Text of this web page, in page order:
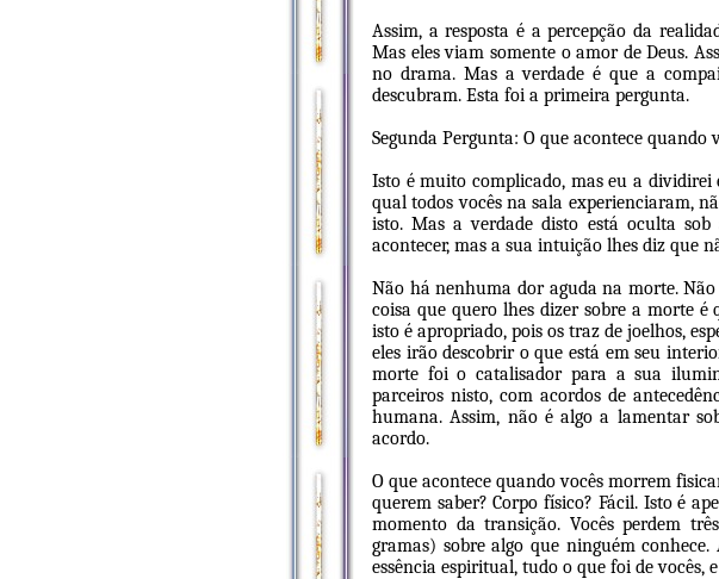
Assim, a resposta é a percepção da
Mas eles viam somente o amor de Deus.
no drama. Mas a verdade é que a
descubram. Esta foi a primeira pergunta.
Segunda Pergunta: O que acontece quando
Isto é muito complicado, mas eu a
qual todos vocês na sala experienciaram,
isto. Mas a verdade disto está oculta
acontecer, mas a sua intuição lhes diz que
Não há nenhuma dor aguda na morte.
coisa que quero lhes dizer sobre a morte é
isto é apropriado, pois os traz de joelhos,
eles irão descobrir o que está em seu
morte foi o catalisador para a sua
parceiros nisto, com acordos de
humana. Assim, não é algo a lamentar
acordo.
O que acontece quando vocês morrem
querem saber? Corpo físico? Fácil. Isto é
momento da transição. Vocês perdem
gramas) sobre algo que ninguém
essência espiritual, tudo o que foi de vocês,